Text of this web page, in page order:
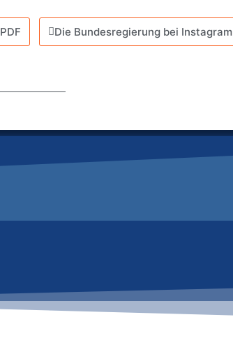
Die Bundesregierung bei Instagram